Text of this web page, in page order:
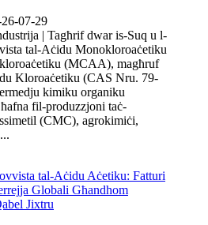
07-29
| Tagħrif dwar is-Suq u l-
tal-Aċidu Monokloroaċetiku
(MCAA), magħruf
Kloroaċetiku (CAS Nru. 79-
kimiku organiku
fil-produzzjoni taċ-
(CMC), agrokimiċi,